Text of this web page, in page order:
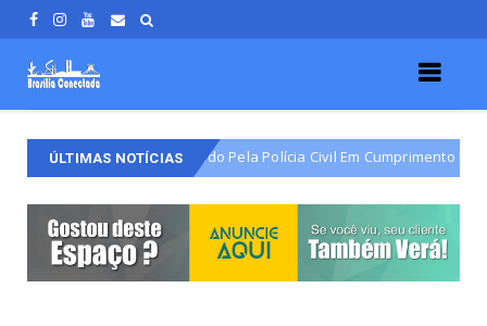
ÚLTIMAS NOTÍCIAS
Varjão É Detido Pela Polícia Civil Em Cumprimento De Mandado De